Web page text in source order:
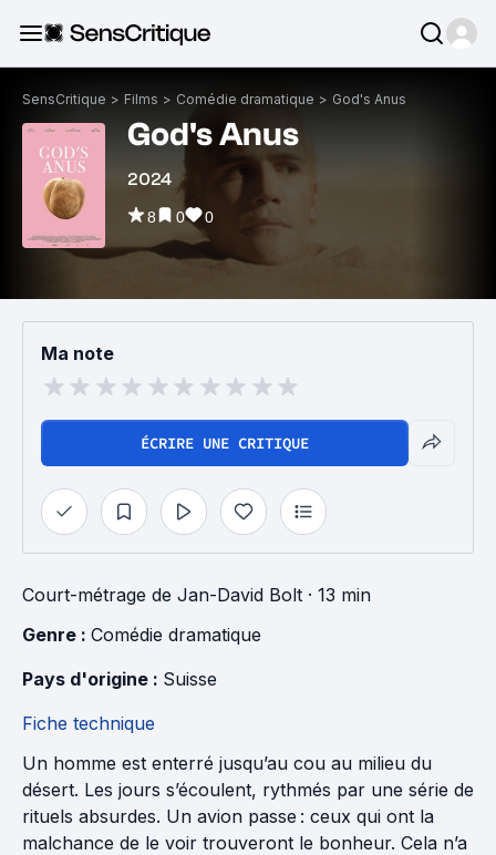
SensCritique > Films > Comédie dramatique > God's Anus
God's Anus
2024
8 0 0
Ma note
ÉCRIRE UNE CRITIQUE
Court-métrage de Jan-David Bolt · 13 min
Genre : Comédie dramatique
Pays d'origine : Suisse
Fiche technique
Un homme est enterré jusqu’au cou au milieu du
désert. Les jours s’écoulent, rythmés par une série de
rituels absurdes. Un avion passe : ceux qui ont la
malchance de le voir trouveront le bonheur. Cela n’a